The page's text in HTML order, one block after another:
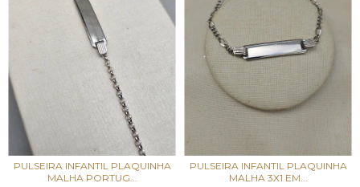
PULSEIRA INFANTIL PLAQUINHA
MALHA PORTUG...
PULSEIRA INFANTIL PLAQUINHA
MALHA 3X1 EM...